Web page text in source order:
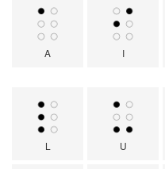
A I
L U